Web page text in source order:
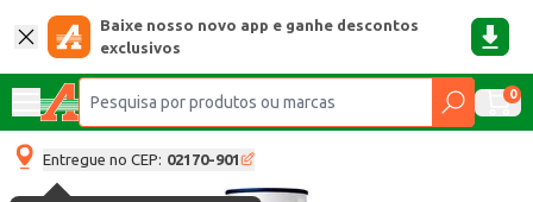
Baixe nosso novo app e ganhe descontos
exclusivos
0
Entregue no CEP: 02170-901